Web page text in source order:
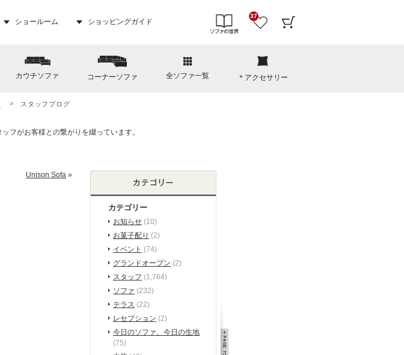
ショールーム ショッピングガイド
37
カウチソファ コーナーソファ 全ソファ一覧 ＊アクセサリー
スタッフブログ
Unison Sofa »
カテゴリー
お知らせ (10)
お菓子配り (2)
イベント (74)
グランドオープン (2)
スタッフ (1,764)
ソファ (232)
テラス (22)
レセプション (2)
今日のソファ、今日の生地
(75)